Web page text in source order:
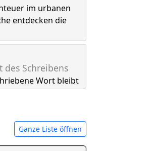
im urbanen
entdecken die
des Schreibens
Wort bleibt
Ganze Liste öffnen